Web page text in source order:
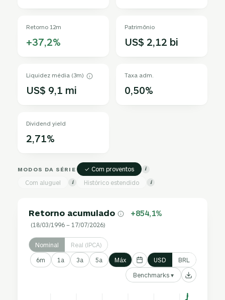
Retorno 12m
+37,2%
Patrimônio
US$ 2,12 bi
Liquidez média (3m)
US$ 9,1 mi
Taxa adm.
0,50%
Dividend yield
2,71%
MODOS DA SÉRIE ✓ Com proventos i
Com aluguel i Histórico estendido i
Retorno acumulado +854,1%
(18/03/1996 – 17/07/2026)
Nominal Real (IPCA)
6m 1a 3a 5a Máx USD BRL
Benchmarks ▾